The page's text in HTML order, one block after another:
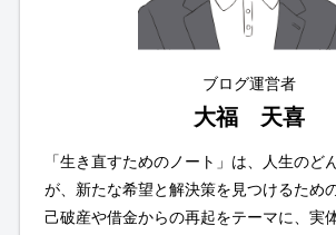
ブログ運営者
大福 天喜
「生き直すためのノート」は、人生のど
が、新たな希望と解決策を見つけるため
己破産や借金からの再起をテーマに、実